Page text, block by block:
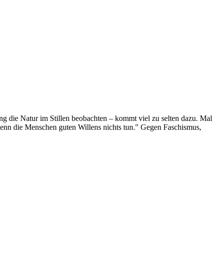
die Natur im Stillen beobachten – kommt viel zu selten dazu. Mal
die Menschen guten Willens nichts tun." Gegen Faschismus,